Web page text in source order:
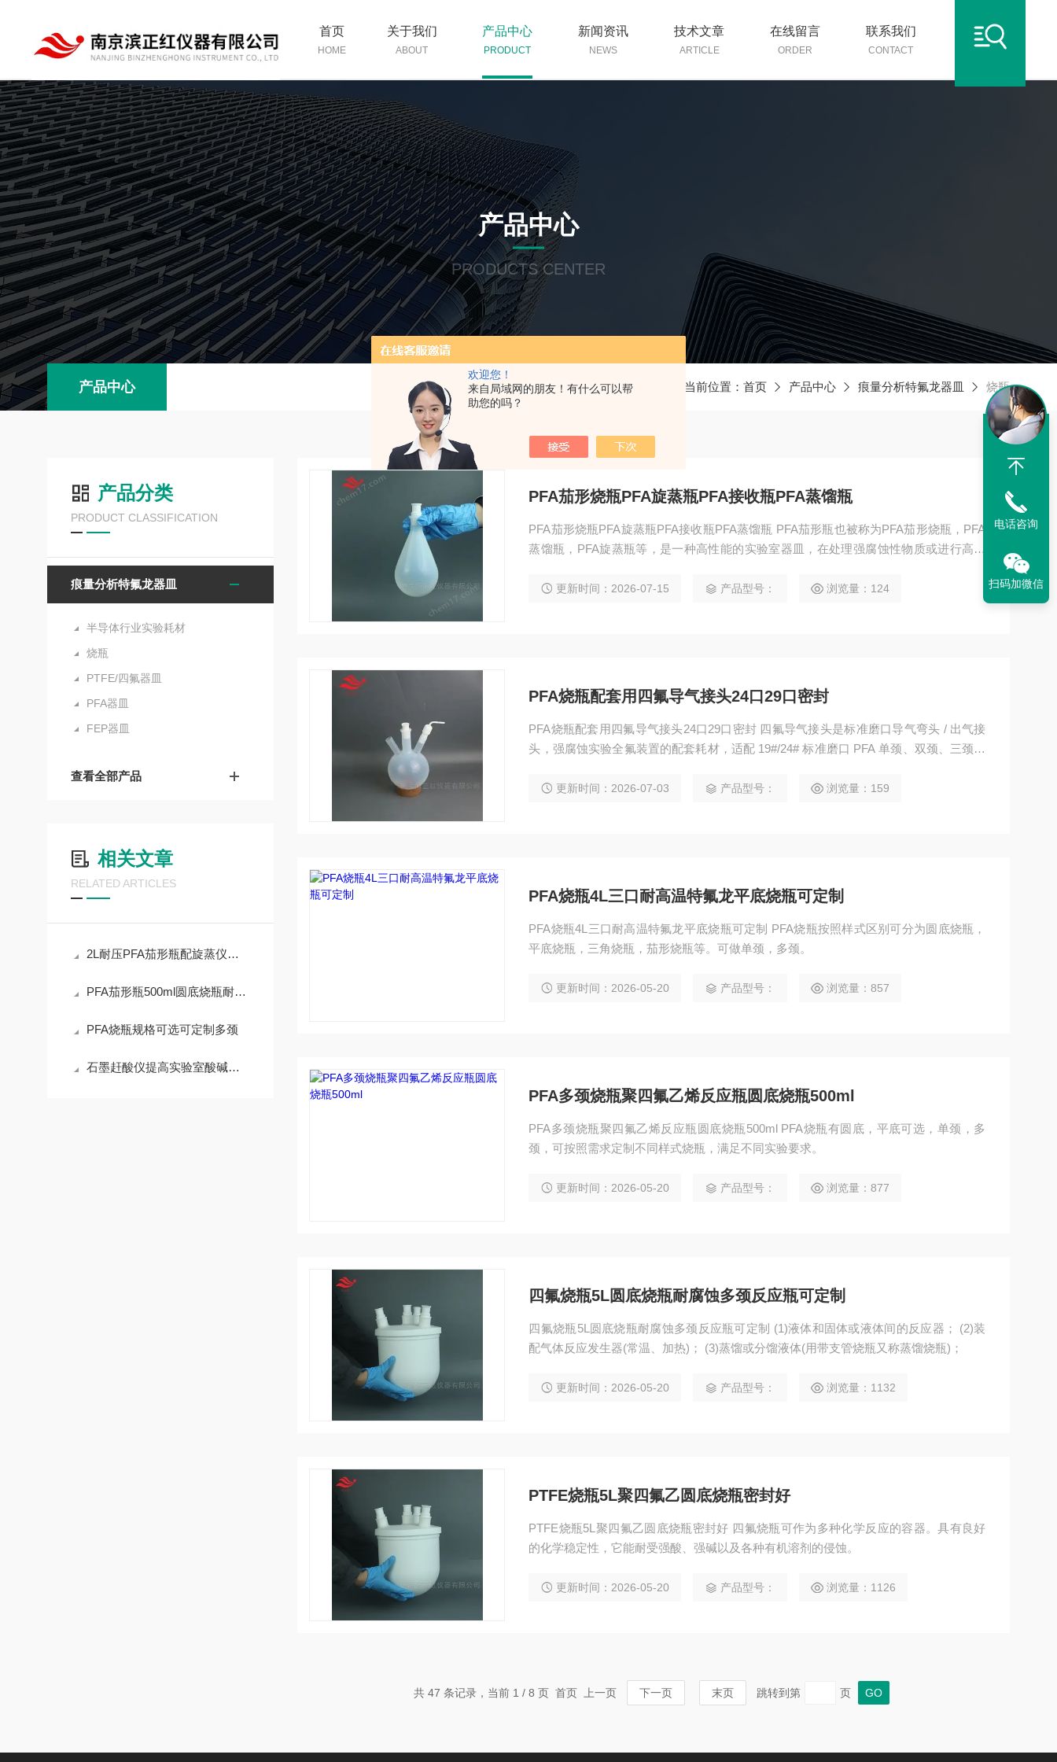
欢迎您！
来自局域网的朋友！有什么可以帮
助您的吗？
首页
HOME
关于我们
ABOUT
产品中心
PRODUCT
新闻资讯
NEWS
技术文章
ARTICLE
在线留言
ORDER
联系我们
CONTACT
产品中心
PRODUCTS CENTER
产品中心 当前位置： 首页 产品中心 痕量分析特氟龙器皿 烧瓶
产品分类
PRODUCT CLASSIFICATION
痕量分析特氟龙器皿
半导体行业实验耗材
烧瓶
PTFE/四氟器皿
PFA器皿
FEP器皿
查看全部产品
相关文章
RELATED ARTICLES
2L耐压PFA茄形瓶配旋蒸仪用PFA茄形烧瓶
PFA茄形瓶500ml圆底烧瓶耐腐蚀蒸馏瓶
PFA烧瓶规格可选可定制多颈
石墨赶酸仪提高实验室酸碱中和效率
PFA茄形烧瓶PFA旋蒸瓶PFA接收瓶PFA蒸馏瓶
PFA茄形烧瓶PFA旋蒸瓶PFA接收瓶PFA蒸馏瓶 PFA茄形瓶也被称为PFA茄形烧瓶，PFA
蒸馏瓶，PFA旋蒸瓶等，是一种高性能的实验室器皿，在处理强腐蚀性物质或进行高纯
更新时间：2026-07-15 产品型号： 浏览量：124
PFA烧瓶配套用四氟导气接头24口29口密封
PFA烧瓶配套用四氟导气接头24口29口密封 四氟导气接头是标准磨口导气弯头 / 出气接
头，强腐蚀实验全氟装置的配套耗材，适配 19#/24# 标准磨口 PFA 单颈、双颈、三颈、
反应体系与外部管路密封连通。
更新时间：2026-07-03 产品型号： 浏览量：159
PFA烧瓶4L三口耐高温特氟龙平底烧瓶可定制
PFA烧瓶4L三口耐高温特氟龙平底烧瓶可定制 PFA烧瓶按照样式区别可分为圆底烧瓶，
平底烧瓶，三角烧瓶，茄形烧瓶等。可做单颈，多颈。
更新时间：2026-05-20 产品型号： 浏览量：857
PFA多颈烧瓶聚四氟乙烯反应瓶圆底烧瓶500ml
PFA多颈烧瓶聚四氟乙烯反应瓶圆底烧瓶500ml PFA烧瓶有圆底，平底可选，单颈，多
颈，可按照需求定制不同样式烧瓶，满足不同实验要求。
更新时间：2026-05-20 产品型号： 浏览量：877
四氟烧瓶5L圆底烧瓶耐腐蚀多颈反应瓶可定制
四氟烧瓶5L圆底烧瓶耐腐蚀多颈反应瓶可定制 (1)液体和固体或液体间的反应器； (2)装
配气体反应发生器(常温、加热)； (3)蒸馏或分馏液体(用带支管烧瓶又称蒸馏烧瓶)；
更新时间：2026-05-20 产品型号： 浏览量：1132
PTFE烧瓶5L聚四氟乙圆底烧瓶密封好
PTFE烧瓶5L聚四氟乙圆底烧瓶密封好 四氟烧瓶可作为多种化学反应的容器。具有良好
的化学稳定性，它能耐受强酸、强碱以及各种有机溶剂的侵蚀。
更新时间：2026-05-20 产品型号： 浏览量：1126
共 47 条记录，当前 1 / 8 页 首页 上一页 下一页 末页 跳转到第 页
电话咨询
扫码加微信